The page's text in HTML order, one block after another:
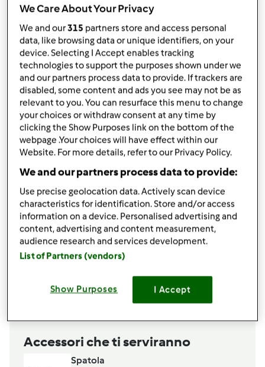
published: 23-04-2012
modificata: 11-12-2012
Aggiungi alle mie raccolte
condividi la ricetta
Ingredienti
1dosedi pasta frolla come da libro base
2mele
succo di un limone
140g di zucchero
20 pinoli (o granella di mandorle)
zucchero di canna
Aggiungi alla lista della spesa
Accessori che ti serviranno
Spatola
We Care About Your Privacy
We and our315 partners store and access personal
data, like browsing data or unique identifiers, on your
device. Selecting I Accept enables tracking
technologies to support the purposes shown under we
and our partners process data to provide. If trackers are
disabled, some content and ads you see may not be as
relevant to you. You can resurface this menu to change
your choices or withdraw consent at any time by
clicking the Show Purposes link on the bottom of the
webpage .Your choices will have effect within our
Website. For more details, refer to our Privacy Policy.
We and our partners process data to provide:
Use precise geolocation data. Actively scan device
characteristics for identification. Store and/or access
information on a device. Personalised advertising and
content, advertising and content measurement,
audience research and services development.
List of Partners (vendors)
Show Purposes I Accept